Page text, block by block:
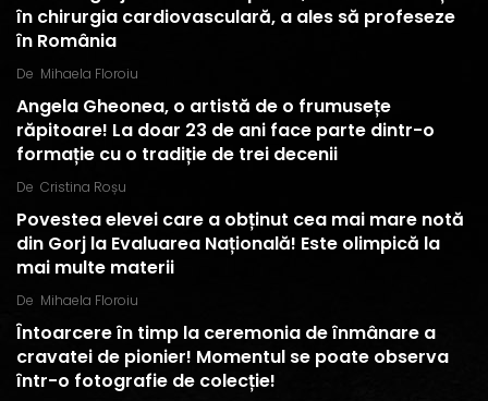
în chirurgia cardiovasculară, a ales să profeseze
în România
De Mihaela Floroiu
Angela Gheonea, o artistă de o frumusețe
răpitoare! La doar 23 de ani face parte dintr-o
formație cu o tradiție de trei decenii
De Cristina Roșu
Povestea elevei care a obținut cea mai mare notă
din Gorj la Evaluarea Națională! Este olimpică la
mai multe materii
De Mihaela Floroiu
Întoarcere în timp la ceremonia de înmânare a
cravatei de pionier! Momentul se poate observa
într-o fotografie de colecție!